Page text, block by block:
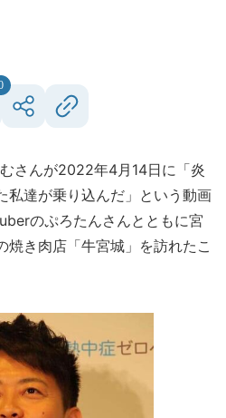
さんが2022年4月14日に「炎
私達が乗り込んだ」という動画
のぷろたんさんとともに宮
焼き肉店「牛宮城」を訪れたこ